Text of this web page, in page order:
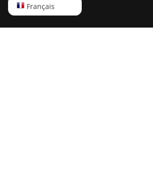
Français
English